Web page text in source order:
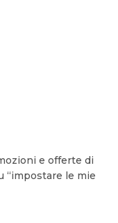
e offerte di
“impostare le mie